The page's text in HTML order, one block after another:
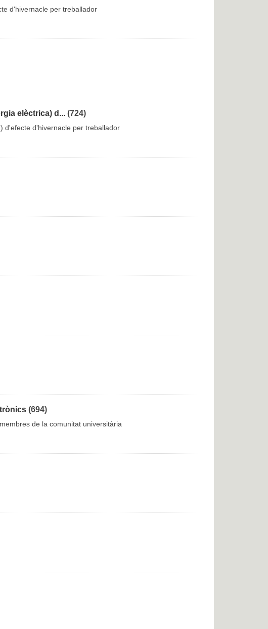
d'hivernacle per treballador
elèctrica) d... (724)
d'efecte d'hivernacle per treballador
(694)
de la comunitat universitària